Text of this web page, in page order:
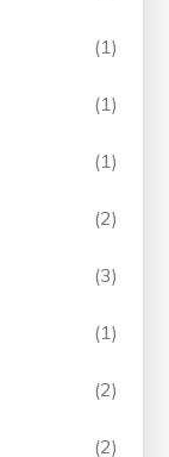
(1)
(1)
(1)
(2)
(3)
(1)
(2)
(2)